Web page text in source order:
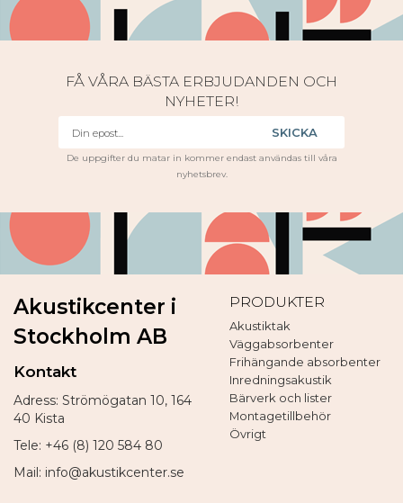
FÅ VÅRA BÄSTA ERBJUDANDEN OCH
NYHETER!
SKICKA
De uppgifter du matar in kommer endast användas till våra
nyhetsbrev.
Akustikcenter i
Stockholm AB
Kontakt
Adress: Strömögatan 10, 164
40 Kista
Tele: +46 (8) 120 584 80
Mail: info@akustikcenter.se
PRODUKTER
Akustiktak
Väggabsorbenter
Frihängande absorbenter
Inredningsakustik
Bärverk och lister
Montagetillbehör
Övrigt